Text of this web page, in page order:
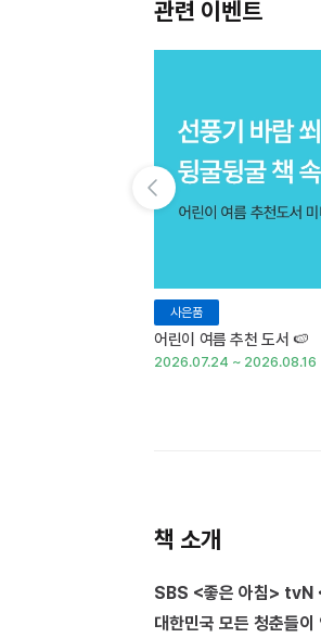
관련 이벤트
사은품
어린이 여름 추천 도서 🍉
2026.07.24 ~ 2026.08.16
책 소개
SBS <좋은 아침> tvN
대한민국 모든 청춘들